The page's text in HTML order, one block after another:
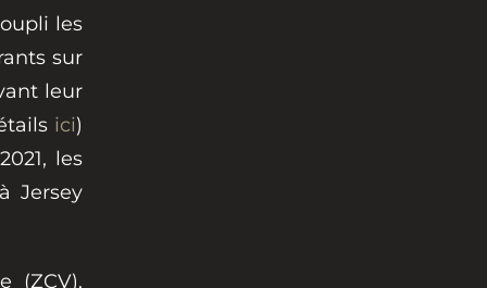
les
sur
leur
ici)
les
Jersey
(ZCV),